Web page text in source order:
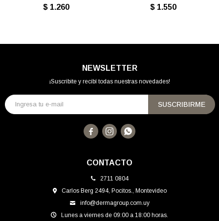
$ 1.260
$ 1.550
CONTACTO
2711 0804
Carlos Berg 2494, Pocitos., Montevideo
info@dermagroup.com.uy
Lunes a viernes de 09:00 a 18:00 horas.
NEWSLETTER
¡Suscribite y recibí todas nuestras novedades!
SUSCRIBIRME
  